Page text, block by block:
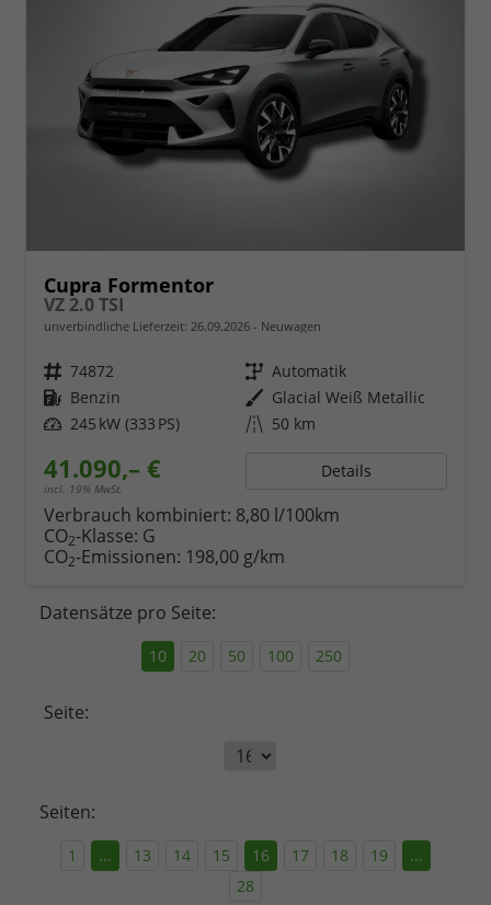
Cupra Formentor
VZ 2.0 TSI
unverbindliche Lieferzeit: 26.09.2026 Neuwagen
Fahrzeugnr. 74872 Getriebe Automatik
Kraftstoff Benzin Außenfarbe Glacial Weiß Metallic
Leistung 245 kW (333 PS) Kilometerstand 50 km
41.090,– €
incl. 19% MwSt.
Details
Verbrauch kombiniert: 8,80 l/100km
CO2-Klasse: G
CO2-Emissionen: 198,00 g/km
Datensätze pro Seite:
10 20 50 100 250
Seite:
Seiten:
1 ... 13 14 15 16 17 18 19
...
28